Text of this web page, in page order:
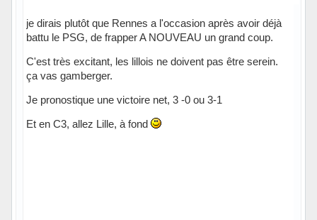
je dirais plutôt que Rennes a l'occasion après avoir déjà
battu le PSG, de frapper A NOUVEAU un grand coup.
C'est très excitant, les lillois ne doivent pas être serein.
ça vas gamberger.
Je pronostique une victoire net, 3 -0 ou 3-1
Et en C3, allez Lille, à fond